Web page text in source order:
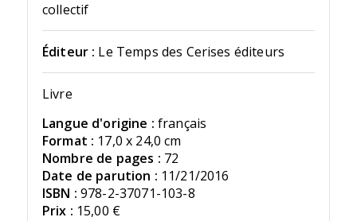
collectif
Éditeur : Le Temps des Cerises éditeurs
Livre
Langue d'origine : français
Format : 17,0 x 24,0 cm
Nombre de pages : 72
Date de parution : 11/21/2016
ISBN : 978-2-37071-103-8
Prix : 15,00 €